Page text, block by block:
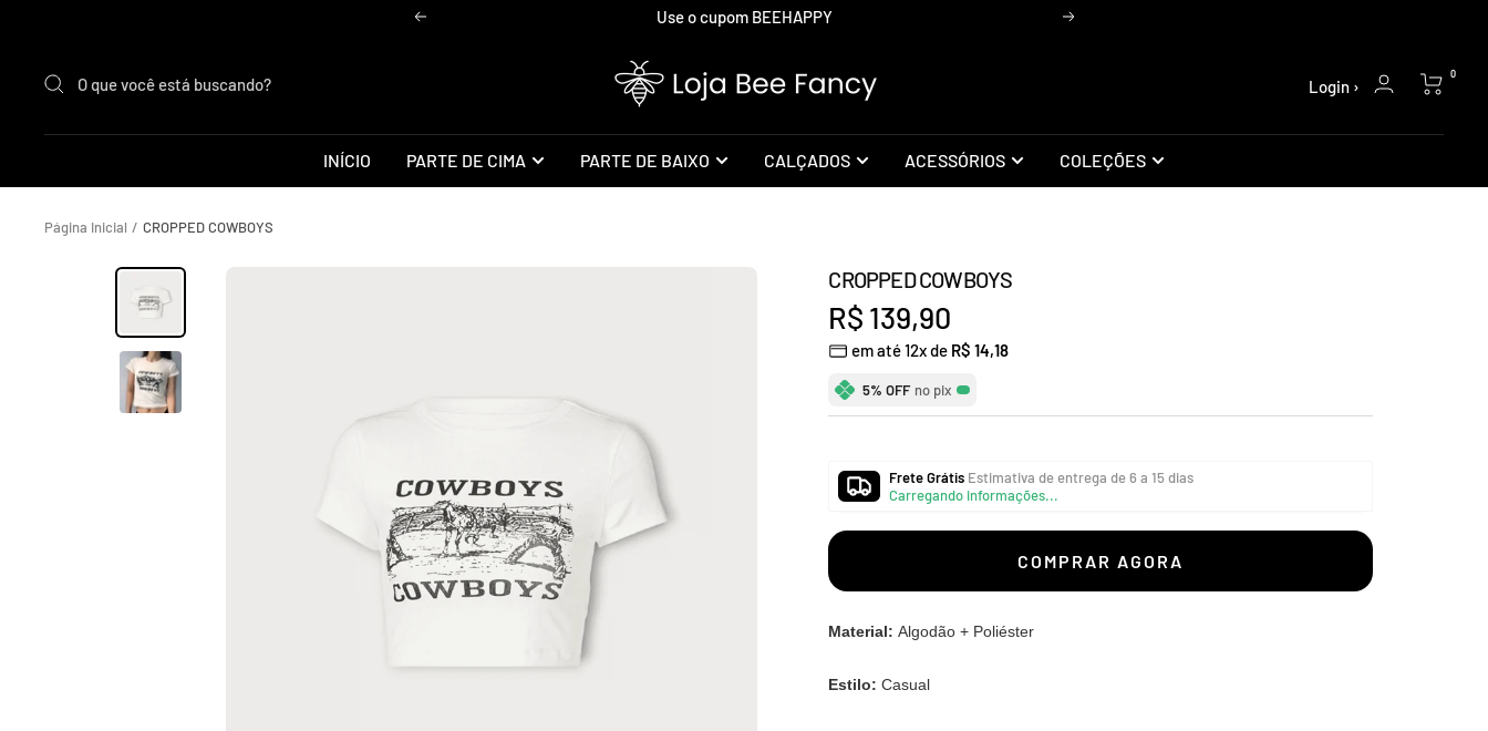
conteúdo
Anterior Use o cupom BEEHAPPY Próxima
Loja
Bee
Login ›
0
INÍCIO PARTE DE CIMA PARTE DE BAIXO CALÇADOS ACESSÓRIOS COLEÇÕES
Página Inicial CROPPED COWBOYS
CROPPED COWBOYS
Preço
promocional
R$ 139,90
em até 12x de R$ 14,18
5% OFF no pix
Frete Grátis Estimativa de entrega de 6 a 15 dias
Carregando informações...
COMPRAR AGORA
Material: Algodão + Poliéster
Estilo:Casual